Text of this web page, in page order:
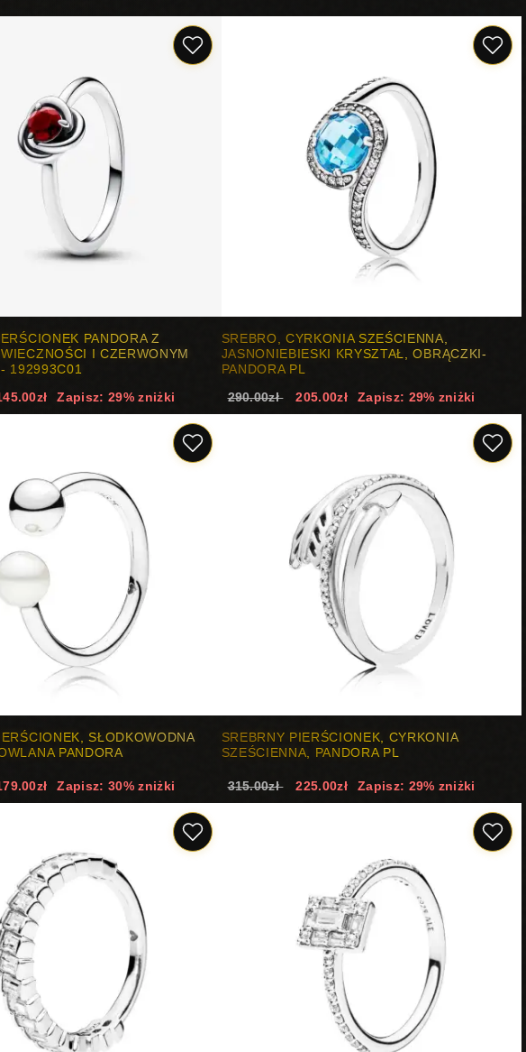
PANDORA Z
I CZERWONYM
192993C01
Zapisz: 29% zniżki
SREBRO, CYRKONIA SZEŚCIENNA,
JASNONIEBIESKI KRYSZTAŁ, OBRĄCZKI-
PANDORA PL
290.00zł 205.00zł Zapisz: 29% zniżki
SŁODKOWODNA
PANDORA
Zapisz: 30% zniżki
SREBRNY PIERŚCIONEK, CYRKONIA
SZEŚCIENNA, PANDORA PL
315.00zł 225.00zł Zapisz: 29% zniżki